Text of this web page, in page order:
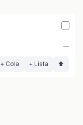
—
+ Cola + Lista ⬆